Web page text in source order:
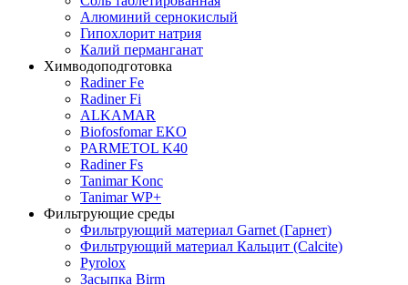
Алюминий сернокислый
Гипохлорит натрия
Калий перманганат
Химводоподготовка
Radiner Fe
Radiner Fi
ALKAMAR
Biofosfomar EKO
PARMETOL K40
Radiner Fs
Tanimar Konc
Tanimar WP+
Фильтрующие среды
Фильтрующий материал Garnet (Гарнет)
Фильтрующий материал Кальцит (Calcite)
Pyrolox
Засыпка Birm